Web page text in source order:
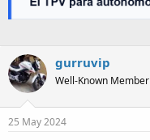
gurruvip
Well-Known Member
25 May 2024